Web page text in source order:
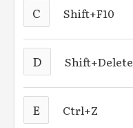
C Shift+F10
D Shift+Delete
E Ctrl+Z